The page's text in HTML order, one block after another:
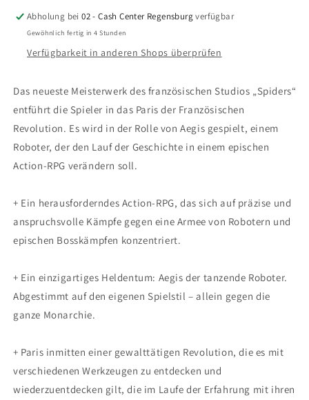
Abholung bei02 - Cash Center Regensburgverfügbar
Gewöhnlich fertig in 4 Stunden
Verfügbarkeit in anderen Shops überprüfen
Das neueste Meisterwerk des französischen Studios „Spiders“
entführt die Spieler in das Paris der Französischen
Revolution. Es wird in der Rolle von Aegis gespielt, einem
Roboter, der den Lauf der Geschichte in einem epischen
Action-RPG verändern soll.
+ Ein herausforderndes Action-RPG, das sich auf präzise und
anspruchsvolle Kämpfe gegen eine Armee von Robotern und
epischen Bosskämpfen konzentriert.
+ Ein einzigartiges Heldentum: Aegis der tanzende Roboter.
Abgestimmt auf den eigenen Spielstil – allein gegen die
ganze Monarchie.
+ Paris inmitten einer gewalttätigen Revolution, die es mit
verschiedenen Werkzeugen zu entdecken und
wiederzuentdecken gilt, die im Laufe der Erfahrung mit ihren